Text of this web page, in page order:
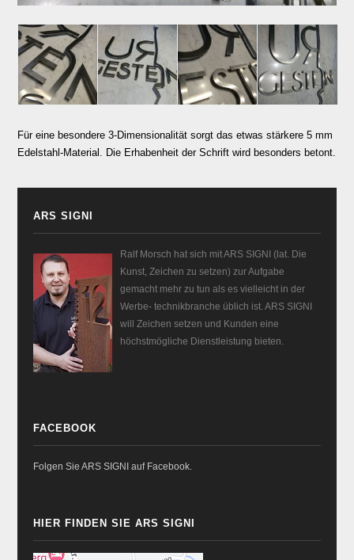
Für eine besondere 3-Dimensionalität sorgt das etwas stärkere 5 mm
Edelstahl-Material. Die Erhabenheit der Schrift wird besonders betont.
ARS SIGNI
Ralf Morsch hat sich mit ARS SIGNI (lat. Die
Kunst, Zeichen zu setzen) zur Aufgabe
gemacht mehr zu tun als es vielleicht in der
Werbe- technikbranche üblich ist. ARS SIGNI
will Zeichen setzen und Kunden eine
höchstmögliche Dienstleistung bieten.
FACEBOOK
Folgen Sie ARS SIGNI auf Facebook.
HIER FINDEN SIE ARS SIGNI